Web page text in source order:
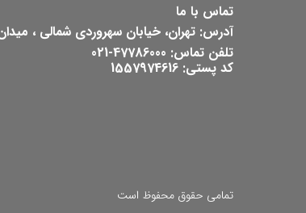
تماس با ما
آدرس: تهران، خیابان سهروردی شمالی ، میدان
تلفن تماس: 47786000-021
کد پستی: 1557974616
تمامی حقوق محفوظ است